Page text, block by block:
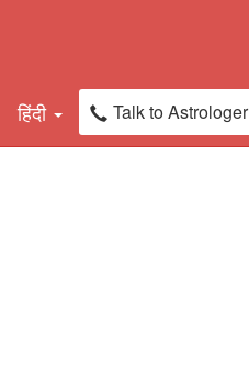
हिंदी Talk to Astrologer